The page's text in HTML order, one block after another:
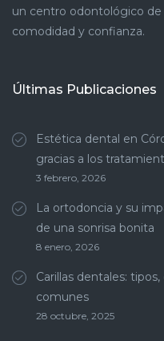
un centro odontológico de
comodidad y confianza.
Últimas Publicaciones
Estética dental en
gracias a los
3 febrero, 2026
La ortodoncia y su
de una sonrisa bonita
8 enero, 2026
Carillas dentales:
comunes
28 octubre, 2025